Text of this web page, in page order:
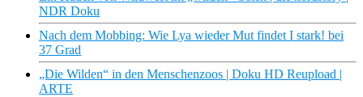
NDR Doku
Nach dem Mobbing: Wie Lya wieder Mut findet I stark! bei
37 Grad
„Die Wilden“ in den Menschenzoos | Doku HD Reupload |
ARTE